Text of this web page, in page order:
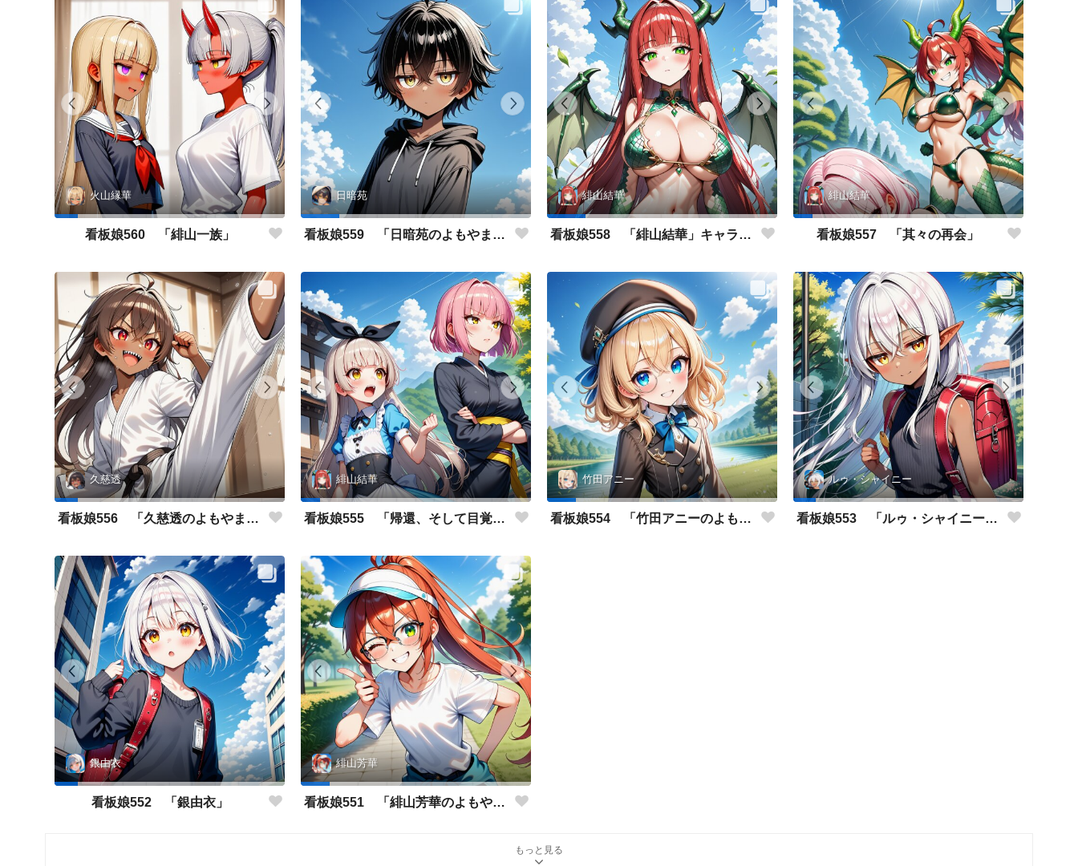
火山縁華
看板娘560 「緋山一族」
日暗苑
看板娘559 「日暗苑のよもやま話」
緋山結華
看板娘558 「緋山結華」キャラクター紹介
緋山結華
看板娘557 「其々の再会」
久慈透
看板娘556 「久慈透のよもやま話」
緋山結華
看板娘555 「帰還、そして目覚め。」
竹田アニー
看板娘554 「竹田アニーのよもやま話」
ルゥ・シャイニー
看板娘553 「ルゥ・シャイニーのよもやま話」
銀由衣
看板娘552 「銀由衣」
緋山芳華
看板娘551 「緋山芳華のよもやま話」
もっと見る